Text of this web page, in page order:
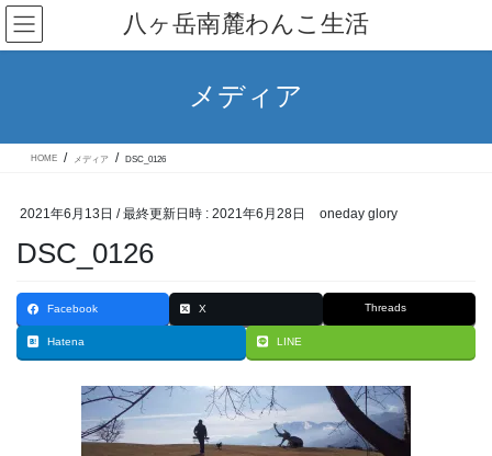
コ
テ
ッ
ナ
ゲ
移
八ヶ岳南麓わんこ生活
メディア
HOME メディア DSC_0126
2021年6月13日 / 最終更新日時 : 2021年6月28日 oneday glory
DSC_0126
Facebook X Threads
Hatena LINE